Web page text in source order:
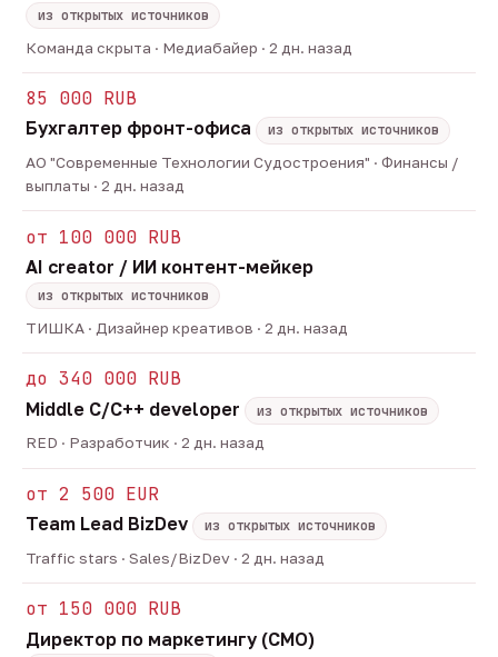
из открытых источников
Команда скрыта · Медиабайер · 2 дн. назад
85 000 RUB
Бухгалтер фронт-офиса
из открытых источников
АО "Современные Технологии Судостроения" · Финансы /
выплаты · 2 дн. назад
от 100 000 RUB
AI creator / ИИ контент-мейкер
из открытых источников
ТИШКА · Дизайнер креативов · 2 дн. назад
до 340 000 RUB
Middle C/C++ developer
из открытых источников
RED · Разработчик · 2 дн. назад
от 2 500 EUR
Team Lead BizDev
из открытых источников
Traffic stars · Sales/BizDev · 2 дн. назад
от 150 000 RUB
Директор по маркетингу (CMO)